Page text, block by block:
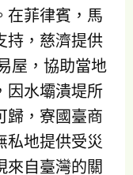
在菲律賓，馬
持，慈濟提供
屋，協助當地
因水壩潰堤所
歸，寮國臺商
私地提供受災
來自臺灣的關